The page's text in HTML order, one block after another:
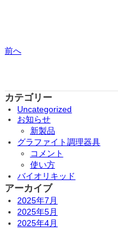
前へ
カテゴリー
Uncategorized
お知らせ
新製品
グラファイト調理器具
コメント
使い方
バイオリキッド
アーカイブ
2025年7月
2025年5月
2025年4月